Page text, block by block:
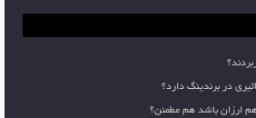
در برندینگ دارد؟
ارزان باشد هم مطمئن؟